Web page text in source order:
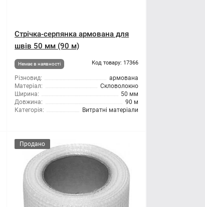
Стрічка-серпянка армована для
швів 50 мм (90 м)
Немає в наявності Код товару: 17366
Різновид:
армована
Матеріал:
Скловолокно
Ширина:
50 мм
Довжина:
90 м
Категорія:
Витратні матеріали
Продано